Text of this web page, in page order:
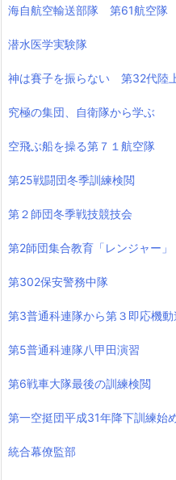
海自航空輸送部隊 第61航空隊
潜水医学実験隊
神は賽子を振らない 第32代陸
究極の集団、自衛隊から学ぶ
空飛ぶ船を操る第７１航空隊
第25戦闘団冬季訓練検閲
第２師団冬季戦技競技会
第2師団集合教育「レンジャー」
第302保安警務中隊
第3普通科連隊から第３即応機
第5普通科連隊八甲田演習
第6戦車大隊最後の訓練検閲
第一空挺団平成31年降下訓練始
統合幕僚監部